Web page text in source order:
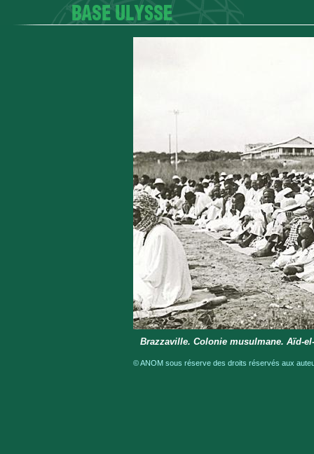
Brazzaville. Colonie musulmane. Aïd-
© ANOM sous réserve des droits réservés aux